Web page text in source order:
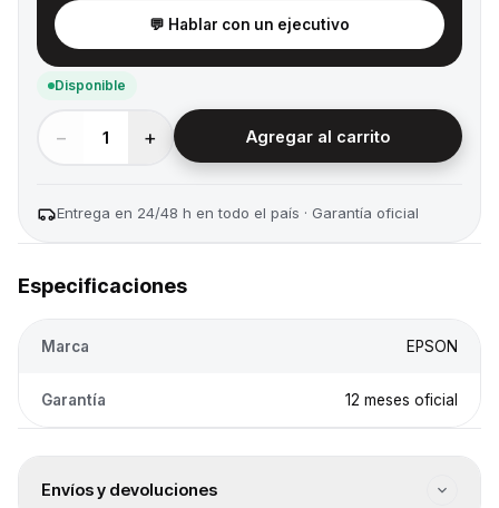
💬 Hablar con un ejecutivo
Disponible
− 1 + Agregar al carrito
Entrega en 24/48 h en todo el país · Garantía oficial
Especificaciones
Marca EPSON
Garantía 12 meses oficial
Envíos y devoluciones